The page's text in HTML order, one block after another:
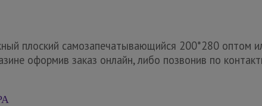
плоский самозапечатывающийся 200*280 оптом
оформив заказ онлайн, либо позвонив по